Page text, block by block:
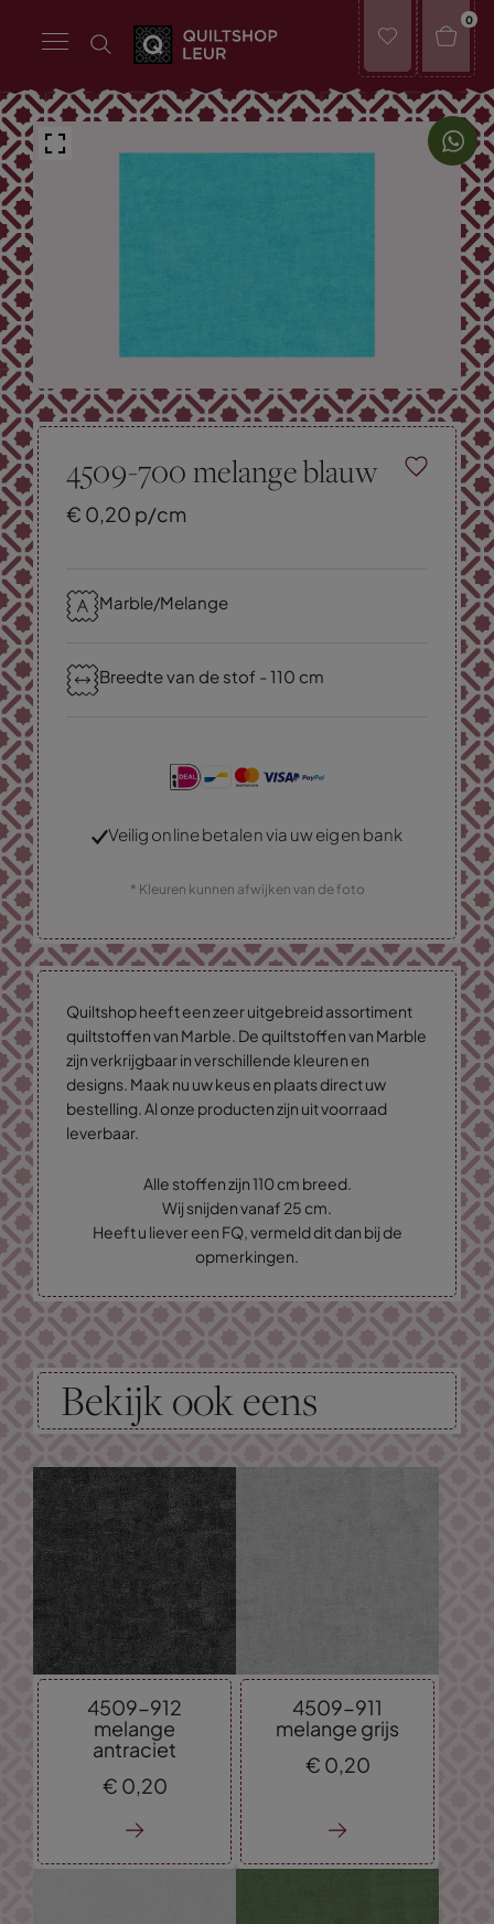
0
4509-700 melange blauw
€ 0,20 p/cm
Marble/Melange
Breedte van de stof - 110 cm
Veilig online betalen via uw eigen bank
* Kleuren kunnen afwijken van de foto
Quiltshop heeft een zeer uitgebreid assortiment
quiltstoffen van Marble. De quiltstoffen van Marble
zijn verkrijgbaar in verschillende kleuren en
designs. Maak nu uw keus en plaats direct uw
bestelling. Al onze producten zijn uit voorraad
leverbaar.
Alle stoffen zijn 110 cm breed.
Wij snijden vanaf 25 cm.
Heeft u liever een FQ, vermeld dit dan bij de
opmerkingen.
Bekijk ook eens
4509-912
melange
antraciet
€ 0,20
4509-911
melange grijs
€ 0,20